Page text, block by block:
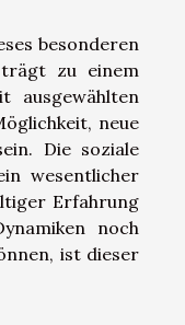
besonderen
trägt zu einem
ausgewählten
neue
Die soziale
wesentlicher
Erfahrung
noch
ist dieser